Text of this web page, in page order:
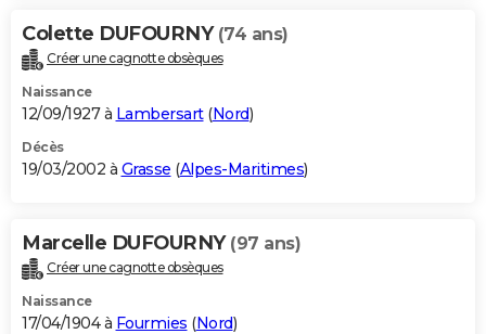
Colette DUFOURNY (74 ans)
Créer une cagnotte obsèques
Naissance
12/09/1927 à Lambersart(Nord)
Décès
19/03/2002 à Grasse (Alpes-Maritimes)
Marcelle DUFOURNY (97 ans)
Créer une cagnotte obsèques
Naissance
17/04/1904 à Fourmies (Nord)